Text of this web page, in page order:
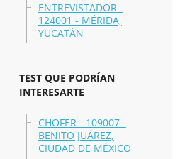
ENTREVISTADOR -
124001 - MÉRIDA,
YUCATÁN
TEST QUE PODRÍAN
INTERESARTE
CHOFER - 109007 -
BENITO JUÁREZ,
CIUDAD DE MÉXICO